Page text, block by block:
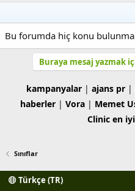
Bu forumda hiç konu
Buraya mesaj yazmak
kampanyalar| ajans pr|
haberler| Vora| Memet
Clinic en
Sınıflar
Türkçe (TR)